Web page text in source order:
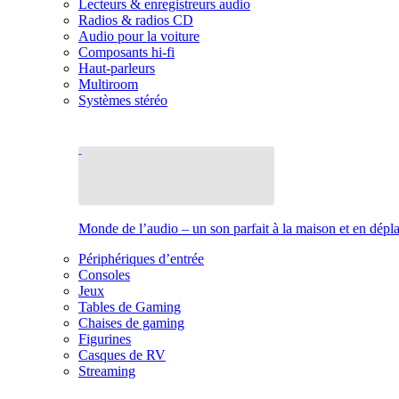
Lecteurs & enregistreurs audio
Radios & radios CD
Audio pour la voiture
Composants hi-fi
Haut-parleurs
Multiroom
Systèmes stéréo
Monde de l’audio – un son parfait à la maison et en
Périphériques d’entrée
Consoles
Jeux
Tables de Gaming
Chaises de gaming
Figurines
Casques de RV
Streaming